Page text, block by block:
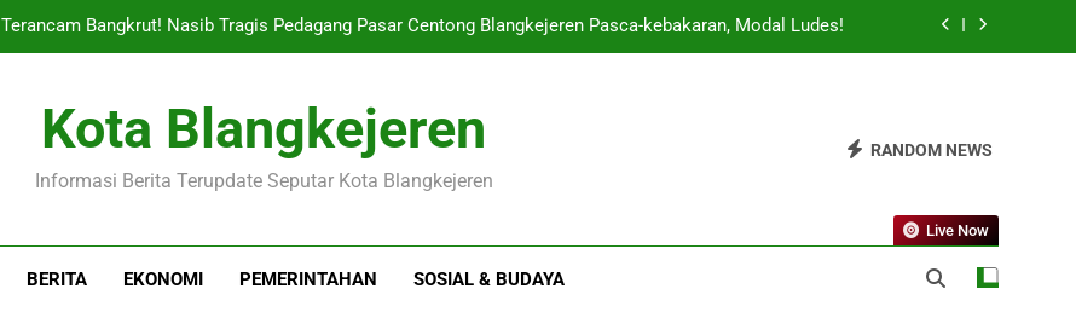
Terancam Bangkrut! Nasib Tragis Pedagang Pasar Centong Blangkejeren Pasca-kebakaran, Modal Ludes!
News Dalam Negeri: Gayo Lues Raih Predikat Kinerja Keuangan Daerah Terbaik, Kota Blangkejeren
Gempar! Harga Cabai Merah Di Pasar Blangkejeren ‘melejit Gila-gilaan’, Inflasi Lokal Terancam!
Jangan Remeh! Tradisi Ziarah Kubur Di Blangkejeren Tiba-tiba Jadi Sorotan Nasional Karena Keunikan
Kota Blangkejeren
Informasi Berita Terupdate Seputar Kota Blangkejeren
RANDOM NEWS
BERITA EKONOMI PEMERINTAHAN SOSIAL & BUDAYA
Live Now